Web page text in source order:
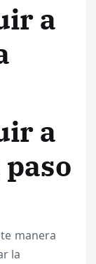
a
a
manera
la